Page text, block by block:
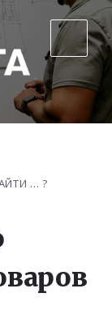
… ?